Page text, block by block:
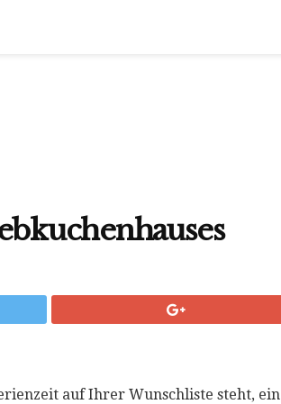
auf Ihrer Wunschliste steht, ein